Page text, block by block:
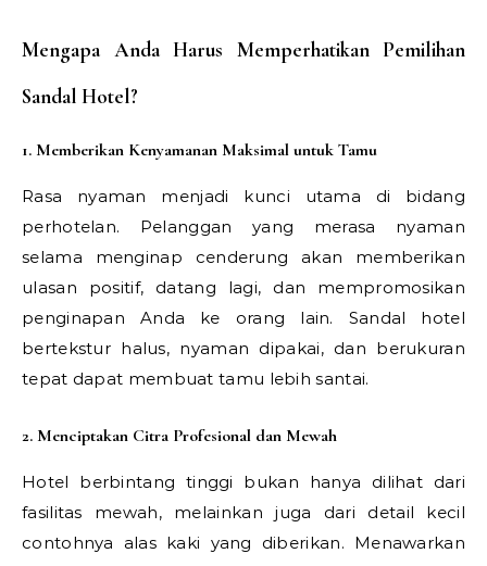
Mengapa Anda Harus Memperhatikan Pemilihan
Sandal Hotel?
1. Memberikan Kenyamanan Maksimal untuk Tamu
Rasa nyaman menjadi kunci utama di bidang
perhotelan. Pelanggan yang merasa nyaman
selama menginap cenderung akan memberikan
ulasan positif, datang lagi, dan mempromosikan
penginapan Anda ke orang lain. Sandal hotel
bertekstur halus, nyaman dipakai, dan berukuran
tepat dapat membuat tamu lebih santai.
2. Menciptakan Citra Profesional dan Mewah
Hotel berbintang tinggi bukan hanya dilihat dari
fasilitas mewah, melainkan juga dari detail kecil
contohnya alas kaki yang diberikan. Menawarkan